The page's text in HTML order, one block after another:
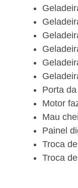
Porta
Motor
Mau
Painel
Troca
Troca